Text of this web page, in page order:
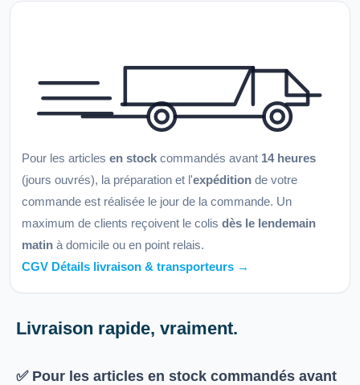
Pour les articles en stock commandés avant 14 heures
(jours ouvrés), la préparation et l'expédition de votre
commande est réalisée le jour de la commande. Un
maximum de clients reçoivent le colis dès le lendemain
matin à domicile ou en point relais.
CGV Détails livraison & transporteurs →
Livraison rapide, vraiment.
✅ Pour les articles en stock commandés avant